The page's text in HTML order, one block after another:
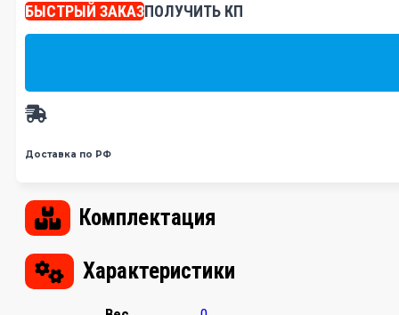
БЫСТРЫЙ ЗАКАЗПОЛУЧИТЬ КП
Доставка по РФ
Комплектация
Характеристики